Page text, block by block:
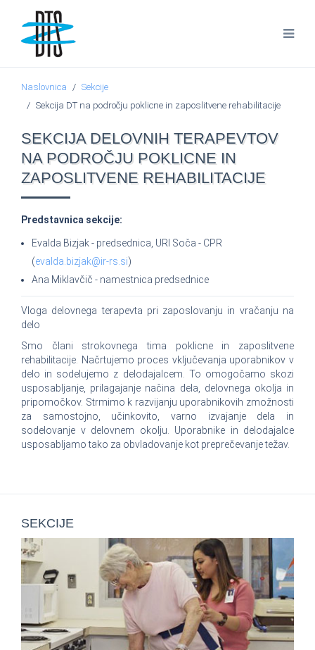
Naslovnica
Sekcije
Sekcija DT na področju poklicne in zaposlitvene rehabilitacije
SEKCIJA DELOVNIH TERAPEVTOV
NA PODROČJU POKLICNE IN
ZAPOSLITVENE REHABILITACIJE
Predstavnica sekcije:
Evalda Bizjak - predsednica, URI Soča - CPR
(evalda.bizjak@ir-rs.si)
Ana Miklavčič - namestnica predsednice
Vloga delovnega terapevta pri zaposlovanju in vračanju na
delo
Smo člani strokovnega tima poklicne in zaposlitvene
rehabilitacije. Načrtujemo proces vključevanja uporabnikov v
delo in sodelujemo z delodajalcem. To omogočamo skozi
usposabljanje, prilagajanje načina dela, delovnega okolja in
pripomočkov. Strmimo k razvijanju uporabnikovih zmožnosti
za samostojno, učinkovito, varno izvajanje dela in
sodelovanje v delovnem okolju. Uporabnike in delodajalce
usposabljamo tako za obvladovanje kot preprečevanje težav.
SEKCIJE